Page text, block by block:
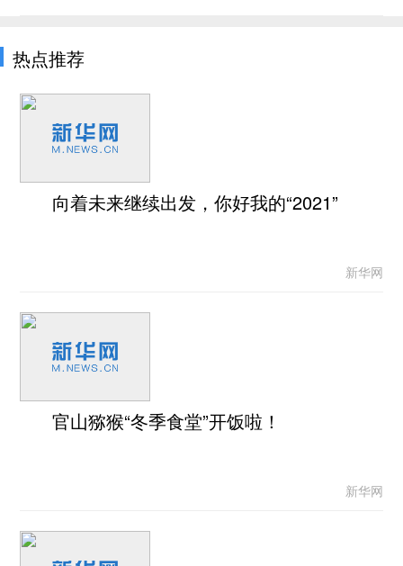
热点推荐
向着未来继续出发，你好我的“2021”
新华网
官山猕猴“冬季食堂”开饭啦！
新华网